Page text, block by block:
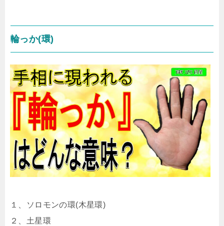
輪っか(環)
１、ソロモンの環(木星環)
２、土星環